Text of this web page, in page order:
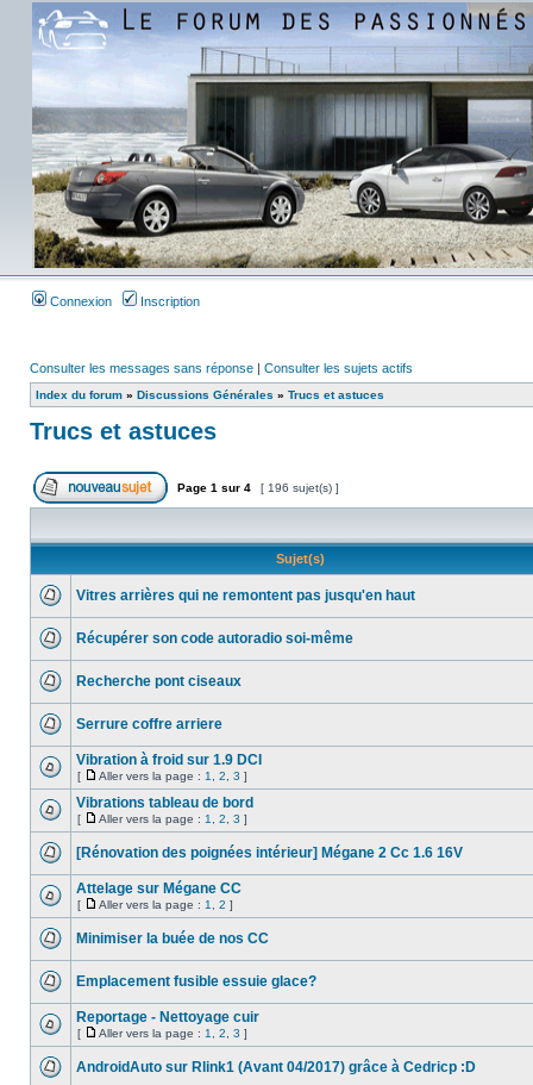
Connexion Inscription
Consulter les messages sans réponse | Consulter les sujets actifs
Index du forum » Discussions Générales » Trucs et astuces
Trucs et astuces
Page 1 sur 4 [ 196 sujet(s) ]
Sujet(s)
Vitres arrières qui ne remontent pas jusqu'en haut
Récupérer son code autoradio soi-même
Recherche pont ciseaux
Serrure coffre arriere
Vibration à froid sur 1.9 DCI
[ Aller vers la page : 1 2 3 ]
Vibrations tableau de bord
[ Aller vers la page : 1 2 3 ]
[Rénovation des poignées intérieur] Mégane 2 Cc 1.6 16V
Attelage sur Mégane CC
[ Aller vers la page : 1 2 ]
Minimiser la buée de nos CC
Emplacement fusible essuie glace?
Reportage - Nettoyage cuir
[ Aller vers la page : 1 2 3 ]
AndroidAuto sur Rlink1 (Avant 04/2017) grâce à Cedricp :D